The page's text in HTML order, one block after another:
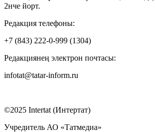
2нче йорт.
Редакция телефоны:
+7 (843) 222-0-999 (1304)
Редакциянең электрон почтасы:
infotat@tatar-inform.ru
©2025 Intertat (Интертат)
Учредитель АО «Татмедиа»